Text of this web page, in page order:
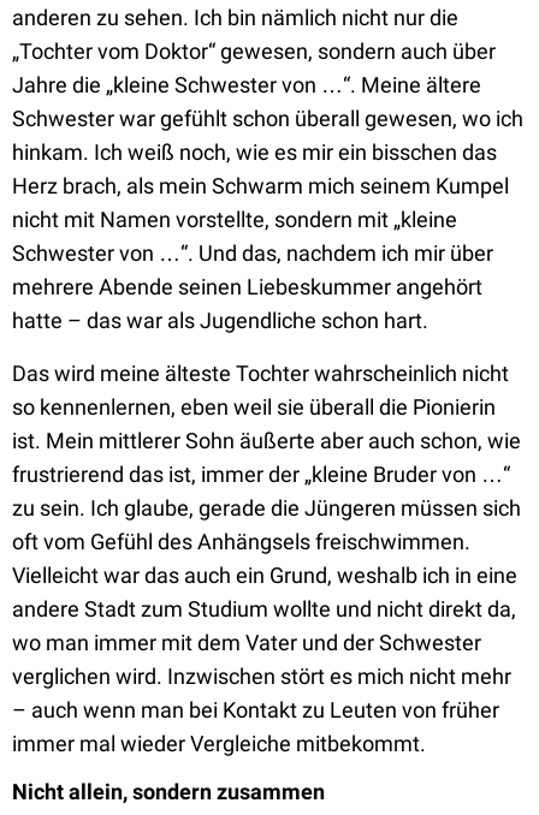
anderen zu sehen. Ich bin nämlich nicht nur die
„Tochter vom Doktor“ gewesen, sondern auch über
Jahre die „kleine Schwester von …“. Meine ältere
Schwester war gefühlt schon überall gewesen, wo ich
hinkam. Ich weiß noch, wie es mir ein bisschen das
Herz brach, als mein Schwarm mich seinem Kumpel
nicht mit Namen vorstellte, sondern mit „kleine
Schwester von …“. Und das, nachdem ich mir über
mehrere Abende seinen Liebeskummer angehört
hatte – das war als Jugendliche schon hart.
Das wird meine älteste Tochter wahrscheinlich nicht
so kennenlernen, eben weil sie überall die Pionierin
ist. Mein mittlerer Sohn äußerte aber auch schon, wie
frustrierend das ist, immer der „kleine Bruder von …“
zu sein. Ich glaube, gerade die Jüngeren müssen sich
oft vom Gefühl des Anhängsels freischwimmen.
Vielleicht war das auch ein Grund, weshalb ich in eine
andere Stadt zum Studium wollte und nicht direkt da,
wo man immer mit dem Vater und der Schwester
verglichen wird. Inzwischen stört es mich nicht mehr
– auch wenn man bei Kontakt zu Leuten von früher
immer mal wieder Vergleiche mitbekommt.
Nicht allein, sondern zusammen